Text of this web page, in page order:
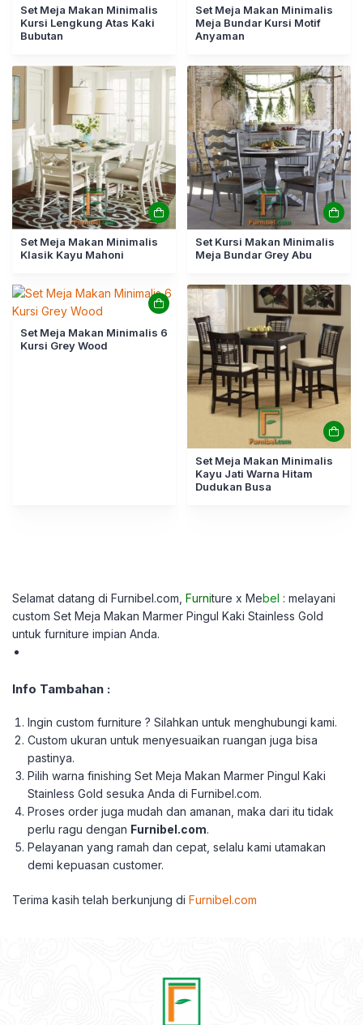
Set Meja Makan Minimalis
Kursi Lengkung Atas Kaki
Bubutan
Set Meja Makan Minimalis
Meja Bundar Kursi Motif
Anyaman
Set Meja Makan Minimalis
Klasik Kayu Mahoni
Set Kursi Makan Minimalis
Meja Bundar Grey Abu
Set Meja Makan Minimalis 6
Kursi Grey Wood
Set Meja Makan Minimalis
Kayu Jati Warna Hitam
Dudukan Busa
Selamat datang di Furnibel.com, Furniture x Mebel : melayani
custom Set Meja Makan Marmer Pingul Kaki Stainless Gold
untuk furniture impian Anda.
Info Tambahan :
Ingin custom furniture ? Silahkan untuk menghubungi kami.
Custom ukuran untuk menyesuaikan ruangan juga bisa
pastinya.
Pilih warna finishing Set Meja Makan Marmer Pingul Kaki
Stainless Gold sesuka Anda di Furnibel.com.
Proses order juga mudah dan amanan, maka dari itu tidak
perlu ragu dengan Furnibel.com.
Pelayanan yang ramah dan cepat, selalu kami utamakan
demi kepuasan customer.
Terima kasih telah berkunjung di Furnibel.com